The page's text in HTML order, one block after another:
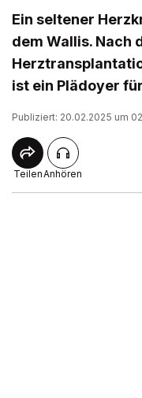
Ein seltener
dem Wallis. Nach
ist ein Plädoyer
Publiziert: 20.02.2025 um
TeilenAnhören